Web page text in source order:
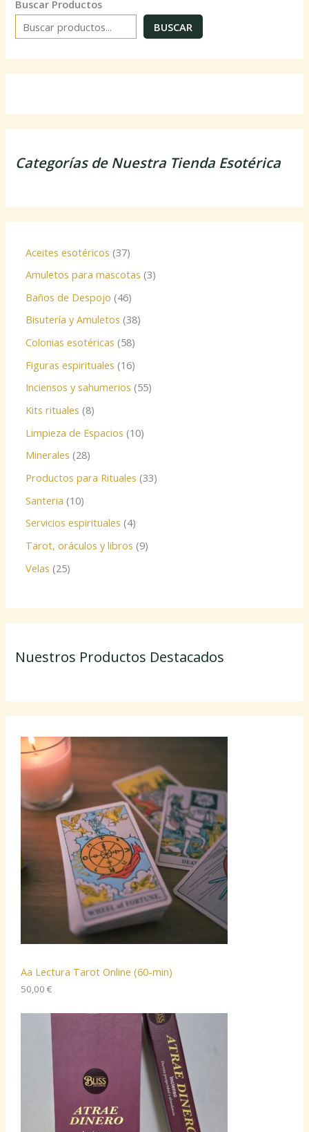
Buscar Productos
BUSCAR
Categorías de Nuestra Tienda Esotérica
Aceites esotéricos 37
Amuletos para mascotas 3
Baños de Despojo 46
Bisutería y Amuletos 38
Colonias esotéricas 58
Figuras espirituales 16
Inciensos y sahumerios 55
Kits rituales 8
Limpieza de Espacios 10
Minerales 28
Productos para Rituales 33
Santeria 10
Servicios espirituales 4
Tarot, oráculos y libros 9
Velas 25
Nuestros Productos Destacados
Aa Lectura Tarot Online (60-min)
50,00€